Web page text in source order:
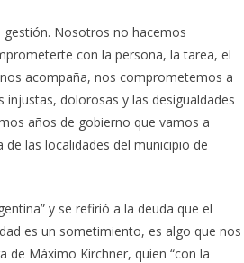
gestión. Nosotros no hacemos
con la persona, la tarea, el
acompaña, nos comprometemos a
dolorosas y las desigualdades
años de gobierno que vamos a
las localidades del municipio de
y se refirió a la deuda que el
es un sometimiento, es algo que nos
de Máximo Kirchner, quien “con la